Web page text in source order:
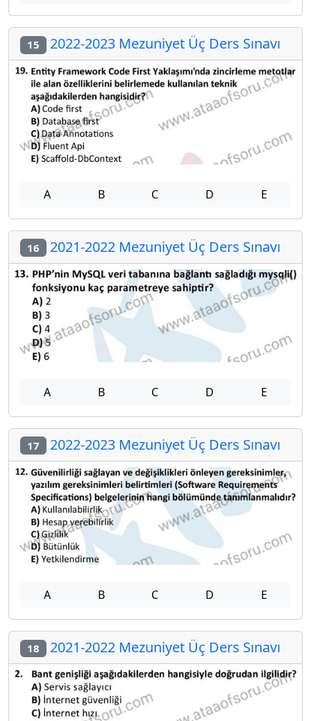
15 2022-2023 Mezuniyet Üç Ders Sınavı
A B C D E
16 2021-2022 Mezuniyet Üç Ders Sınavı
A B C D E
17 2022-2023 Mezuniyet Üç Ders Sınavı
A B C D E
18 2021-2022 Mezuniyet Üç Ders Sınavı